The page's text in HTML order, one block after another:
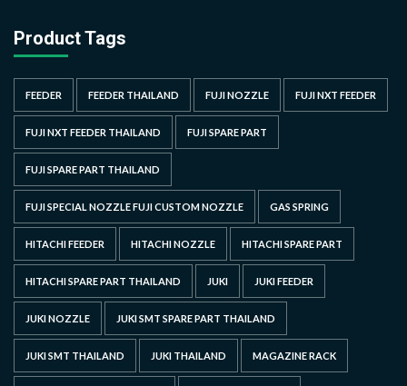
Product Tags
FEEDER FEEDER THAILAND FUJI NOZZLE FUJI NXT FEEDER
FUJI NXT FEEDER THAILAND FUJI SPARE PART
FUJI SPARE PART THAILAND
FUJI SPECIAL NOZZLE FUJI CUSTOM NOZZLE GAS SPRING
HITACHI FEEDER HITACHI NOZZLE HITACHI SPARE PART
HITACHI SPARE PART THAILAND JUKI JUKI FEEDER
JUKI NOZZLE JUKI SMT SPARE PART THAILAND
JUKI SMT THAILAND JUKI THAILAND MAGAZINE RACK